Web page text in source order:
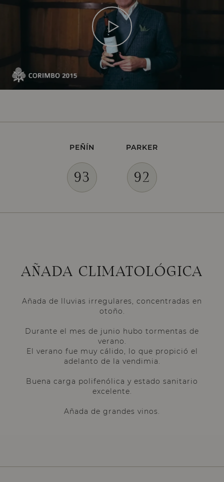
AÑADA 2010
AÑADA 2009
AÑADA 2008
PEÑÍN
93
PARKER
92
AÑADA CLIMATOLÓGICA
Añada de lluvias irregulares, concentradas en
otoño.
Durante el mes de junio hubo tormentas de
verano.
El verano fue muy cálido, lo que propició el
adelanto de la vendimia.
Buena carga polifenólica y estado sanitario
excelente.
Añada de grandes vinos.